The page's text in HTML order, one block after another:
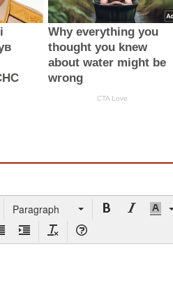
Why everything you
thought you knew
about water might be
wrong
CTA Love
Paragraph